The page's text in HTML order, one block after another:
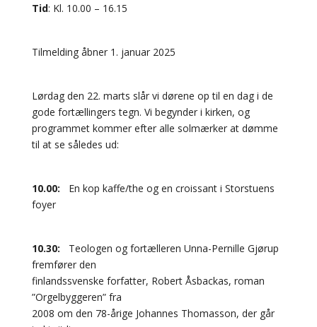
Tid: Kl. 10.00 – 16.15
Tilmelding åbner 1. januar 2025
Lørdag den 22. marts slår vi dørene op til en dag i de
gode fortællingers tegn. Vi begynder i kirken, og
programmet kommer efter alle solmærker at dømme
til at se således ud:
10.00: En kop kaffe/the og en croissant i Storstuens
foyer
10.30: Teologen og fortælleren Unna-Pernille Gjørup
fremfører den
finlandssvenske forfatter, Robert Åsbackas, roman
”Orgelbyggeren” fra
2008 om den 78-årige Johannes Thomasson, der går